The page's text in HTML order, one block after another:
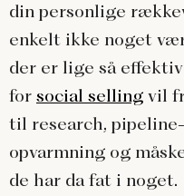
din personlige
enkelt ikke noget
der er lige så
for social selling vil
til research,
opvarmning og
de har da fat i noget.